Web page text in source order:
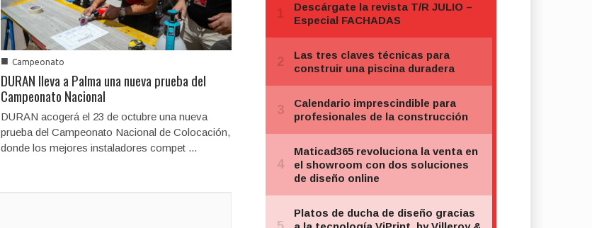
■ Campeonato
DURAN lleva a Palma una nueva prueba del
Campeonato Nacional
DURAN acogerá el 23 de octubre una nueva
prueba del Campeonato Nacional de Colocación,
donde los mejores instaladores compet ...